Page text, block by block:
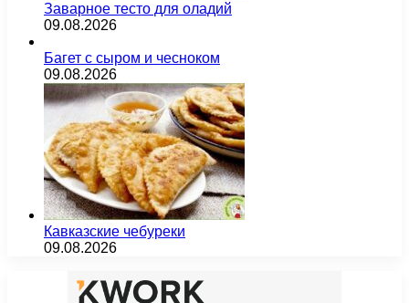
Заварное тесто для оладий
09.08.2026
Багет с сыром и чесноком
09.08.2026
Кавказские чебуреки
09.08.2026